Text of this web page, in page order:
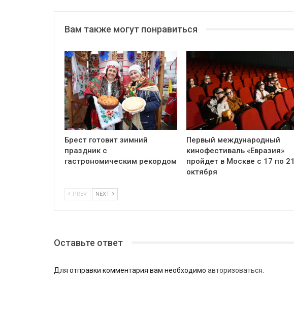
Вам также могут понравиться
Брест готовит зимний
праздник с
гастрономическим рекордом
Первый международный
кинофестиваль «Евразия»
пройдет в Москве с 17 по 21
октября
PREV NEXT
Оставьте ответ
Для отправки комментария вам необходимо авторизоваться